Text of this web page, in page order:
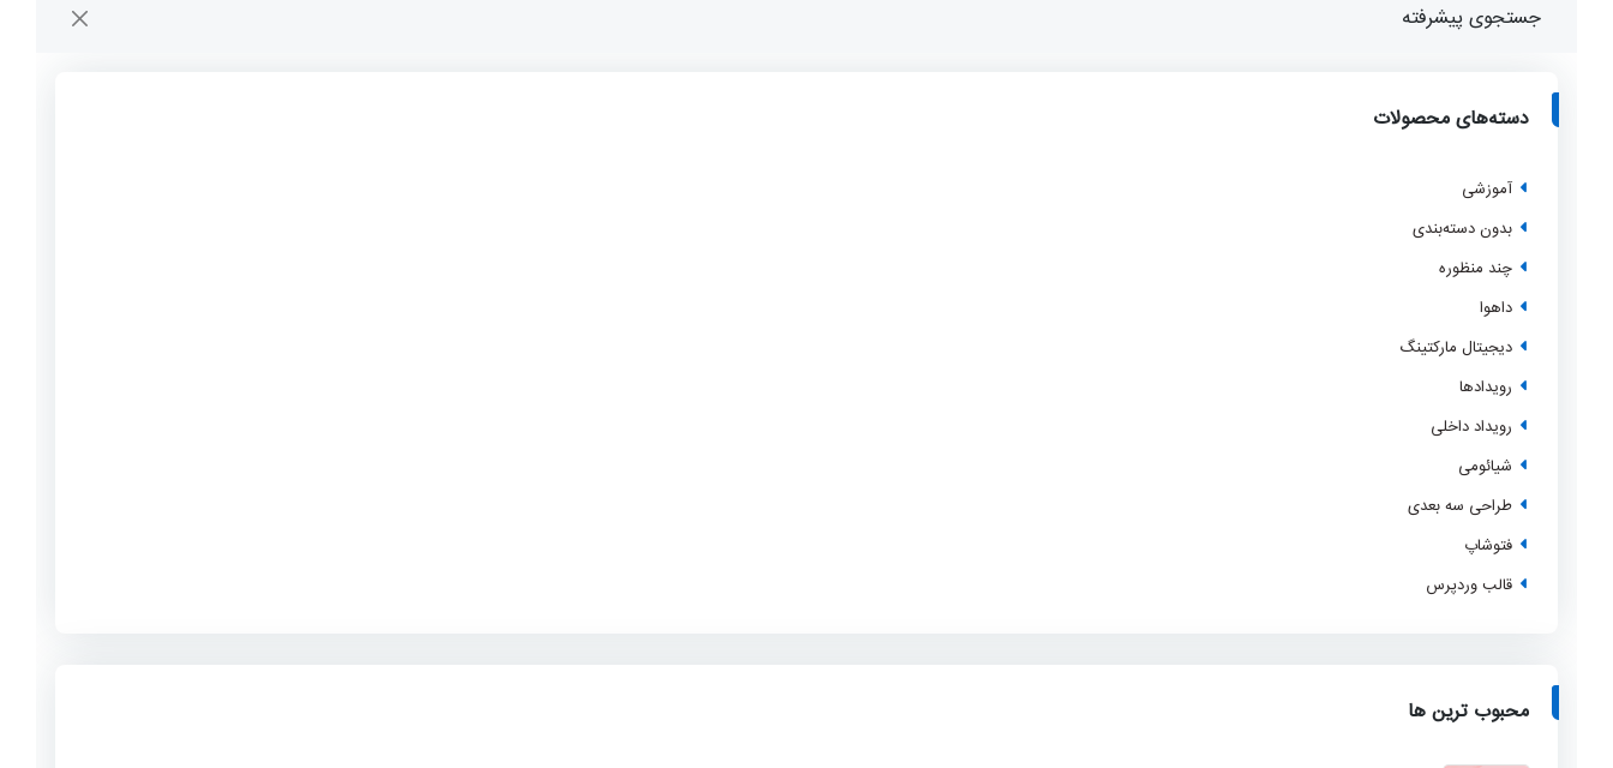
جستجوی پیشرفته
دسته‌های محصولات
آموزشی
بدون دسته‌بندی
چند منظوره
داهوا
دیجیتال مارکتینگ
رویدادها
رویداد داخلی
شیائومی
طراحی سه بعدی
فتوشاپ
قالب وردپرس
محبوب ترین ها